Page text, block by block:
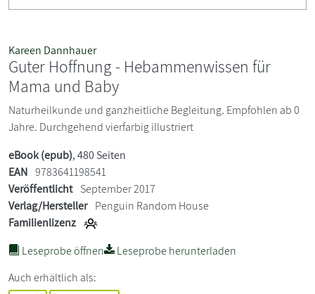
Kareen Dannhauer
Guter Hoffnung - Hebammenwissen für
Mama und Baby
Naturheilkunde und ganzheitliche Begleitung. Empfohlen ab 0
Jahre. Durchgehend vierfarbig illustriert
eBook (epub), 480 Seiten
EAN 9783641198541
Veröffentlicht September 2017
Verlag/Hersteller Penguin Random House
Familienlizenz
Leseprobe öffnen
Leseprobe herunterladen
Auch erhältlich als: